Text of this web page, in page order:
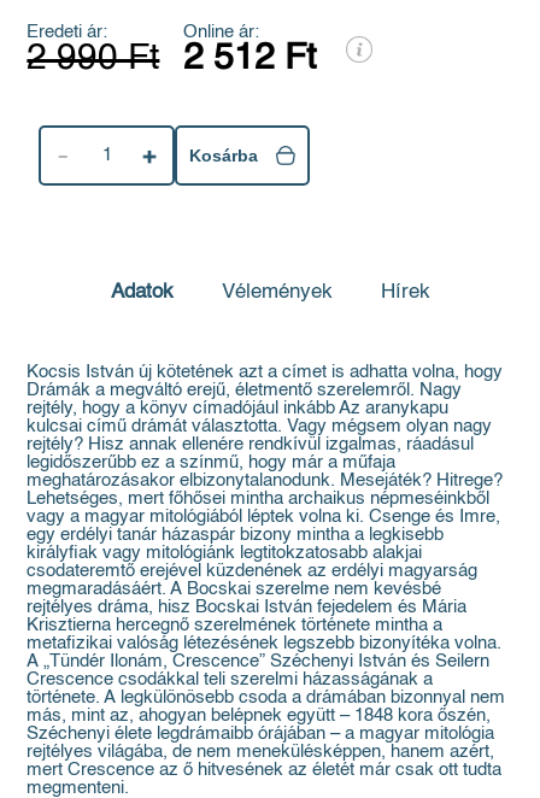
Eredeti ár:
2 990 Ft
Online ár:
2 512 Ft
1 Kosárba
Adatok Vélemények Hírek
Kocsis István új kötetének azt a címet is adhatta volna, hogy
Drámák a megváltó erejű, életmentő szerelemről. Nagy
rejtély, hogy a könyv címadójául inkább Az aranykapu
kulcsai című drámát választotta. Vagy mégsem olyan nagy
rejtély? Hisz annak ellenére rendkívül izgalmas, ráadásul
legidőszerűbb ez a színmű, hogy már a műfaja
meghatározásakor elbizonytalanodunk. Mesejáték? Hitrege?
Lehetséges, mert főhősei mintha archaikus népmeséinkből
vagy a magyar mitológiából léptek volna ki. Csenge és Imre,
egy erdélyi tanár házaspár bizony mintha a legkisebb
királyfiak vagy mitológiánk legtitokzatosabb alakjai
csodateremtő erejével küzdenének az erdélyi magyarság
megmaradásáért. A Bocskai szerelme nem kevésbé
rejtélyes dráma, hisz Bocskai István fejedelem és Mária
Krisztierna hercegnő szerelmének története mintha a
metafizikai valóság létezésének legszebb bizonyítéka volna.
A „Tündér Ilonám, Crescence” Széchenyi István és Seilern
Crescence csodákkal teli szerelmi házasságának a
története. A legkülönösebb csoda a drámában bizonnyal nem
más, mint az, ahogyan belépnek együtt – 1848 kora őszén,
Széchenyi élete legdrámaibb órájában – a magyar mitológia
rejtélyes világába, de nem menekülésképpen, hanem azért,
mert Crescence az ő hitvesének az életét már csak ott tudta
megmenteni.